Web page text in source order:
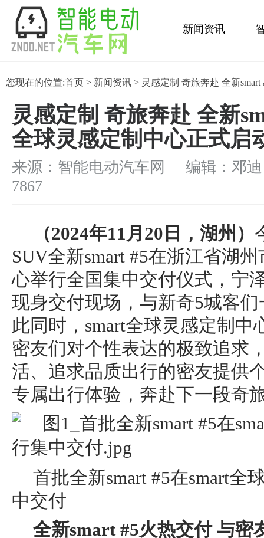
新闻资讯
您现在的位置:首页 > 新闻资讯 > 灵感定制 奇旅奔赴 全新
灵感定制 奇旅奔赴 全新
全球灵感定制中心正式启
来源：智能电动汽车网 编辑：邓迪
7867
（2024年11月 20 日，湖州）
SUV全新smart #5在浙江省湖
心举行全国集中交付仪式，宁
现身交付现场，与新奇5城客
此同时，smart全球灵感定制中
密友们对个性表达的极致追求
活、追求品质出⾏的密友提供
专属出⾏体验，奔赴下一段奇
首批全新smart #5在smart全
中交付
全新smart #5火热交付 与密